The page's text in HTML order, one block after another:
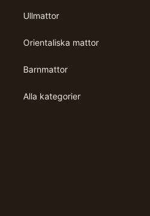
Ullmattor
Orientaliska mattor
Barnmattor
Alla kategorier